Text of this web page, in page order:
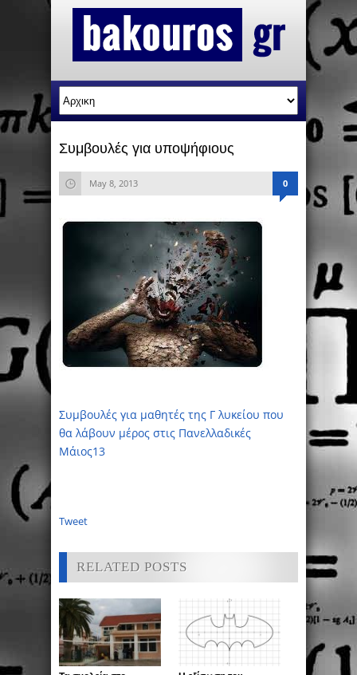
Συμβουλές για υποψήφιους
May 8, 2013 0
Συμβουλές για μαθητές της Γ λυκείου που
θα λάβουν μέρος στις Πανελλαδικές
Μάιος13
Tweet
RELATED POSTS